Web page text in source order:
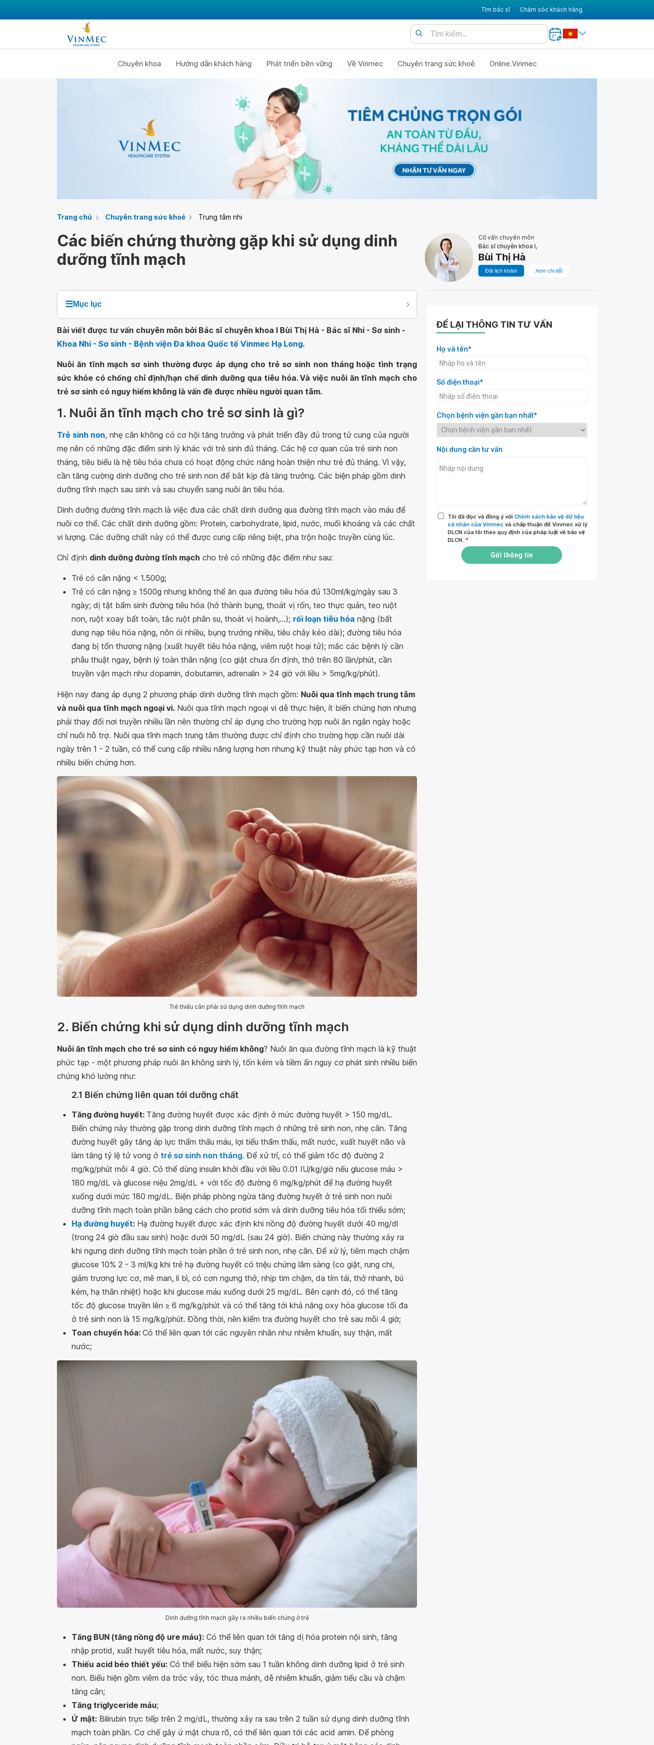
Tìm bác sĩ Chăm sóc khách hàng
Chuyên khoa Hướng dẫn khách hàng Phát triển bền vững Về Vinmec Chuyên trang sức khoẻ Online.Vinmec
Trang chủ Chuyên trang sức khoẻ Trung tâm nhi
Các biến chứng thường gặp khi sử dụng dinh
dưỡng tĩnh mạch
Cố vấn chuyên môn
Bác sĩ chuyên khoa I,
Bùi Thị Hà
Đặt lịch khám Xem chi tiết
☰Mục lục
Bài viết được tư vấn chuyên môn bởi Bác sĩ chuyên khoa I Bùi Thị Hà - Bác sĩ Nhi - Sơ sinh -
Khoa Nhi - Sơ sinh - Bệnh viện Đa khoa Quốc tế Vinmec Hạ Long.
Nuôi ăn tĩnh mạch sơ sinh thường được áp dụng cho trẻ sơ sinh non tháng hoặc tình trạng
sức khỏe có chống chỉ định/hạn chế dinh dưỡng qua tiêu hóa. Và việc nuôi ăn tĩnh mạch cho
trẻ sơ sinh có nguy hiểm không là vấn đề được nhiều người quan tâm.
1. Nuôi ăn tĩnh mạch cho trẻ sơ sinh là gì?
Trẻ sinh non, nhẹ cân không có cơ hội tăng trưởng và phát triển đầy đủ trong tử cung của người
mẹ nên có những đặc điểm sinh lý khác với trẻ sinh đủ tháng. Các hệ cơ quan của trẻ sinh non
tháng, tiêu biểu là hệ tiêu hóa chưa có hoạt động chức năng hoàn thiện như trẻ đủ tháng. Vì vậy,
cần tăng cường dinh dưỡng cho trẻ sinh non để bắt kịp đà tăng trưởng. Các biện pháp gồm dinh
dưỡng tĩnh mạch sau sinh và sau chuyển sang nuôi ăn tiêu hóa.
Dinh dưỡng đường tĩnh mạch là việc đưa các chất dinh dưỡng qua đường tĩnh mạch vào máu để
nuôi cơ thể. Các chất dinh dưỡng gồm: Protein, carbohydrate, lipid, nước, muối khoáng và các chất
vi lượng. Các dưỡng chất này có thể được cung cấp riêng biệt, pha trộn hoặc truyền cùng lúc.
Chỉ định dinh dưỡng đường tĩnh mạch cho trẻ có những đặc điểm như sau:
Trẻ có cân nặng < 1.500g;
Trẻ có cân nặng ≥ 1500g nhưng không thể ăn qua đường tiêu hóa đủ 130ml/kg/ngày sau 3
ngày; dị tật bẩm sinh đường tiêu hóa (hở thành bụng, thoát vị rốn, teo thực quản, teo ruột
non, ruột xoay bất toàn, tắc ruột phân su, thoát vị hoành,...); rối loạn tiêu hóa nặng (bất
dung nạp tiêu hóa nặng, nôn ói nhiều, bụng trướng nhiều, tiêu chảy kéo dài); đường tiêu hóa
đang bị tổn thương nặng (xuất huyết tiêu hóa nặng, viêm ruột hoại tử); mắc các bệnh lý cần
phẫu thuật ngay, bệnh lý toàn thân nặng (co giật chưa ổn định, thở trên 80 lần/phút, cần
truyền vận mạch như dopamin, dobutamin, adrenalin > 24 giờ với liều > 5mg/kg/phút).
Hiện nay đang áp dụng 2 phương pháp dinh dưỡng tĩnh mạch gồm: Nuôi qua tĩnh mạch trung tâm
và nuôi qua tĩnh mạch ngoại vi. Nuôi qua tĩnh mạch ngoại vi dễ thực hiện, ít biến chứng hơn nhưng
phải thay đổi nơi truyền nhiều lần nên thường chỉ áp dụng cho trường hợp nuôi ăn ngắn ngày hoặc
chỉ nuôi hỗ trợ. Nuôi qua tĩnh mạch trung tâm thường được chỉ định cho trường hợp cần nuôi dài
ngày trên 1 - 2 tuần, có thể cung cấp nhiều năng lượng hơn nhưng kỹ thuật này phức tạp hơn và có
nhiều biến chứng hơn.
Trẻ thiếu cân phải sử dụng dinh dưỡng tĩnh mạch
2. Biến chứng khi sử dụng dinh dưỡng tĩnh mạch
Nuôi ăn tĩnh mạch cho trẻ sơ sinh có nguy hiểm không? Nuôi ăn qua đường tĩnh mạch là kỹ thuật
phức tạp - một phương pháp nuôi ăn không sinh lý, tốn kém và tiềm ẩn nguy cơ phát sinh nhiều biến
chứng khó lường như:
2.1 Biến chứng liên quan tới dưỡng chất
Tăng đường huyết: Tăng đường huyết được xác định ở mức đường huyết > 150 mg/dL.
Biến chứng này thường gặp trong dinh dưỡng tĩnh mạch ở những trẻ sinh non, nhẹ cân. Tăng
đường huyết gây tăng áp lực thẩm thấu máu, lợi tiểu thẩm thấu, mất nước, xuất huyết não và
làm tăng tỷ lệ tử vong ở trẻ sơ sinh non tháng. Để xử trí, có thể giảm tốc độ đường 2
mg/kg/phút mỗi 4 giờ. Có thể dùng insulin khởi đầu với liều 0.01 IU/kg/giờ nếu glucose máu >
180 mg/dL và glucose niệu 2mg/dL + với tốc độ đường 6 mg/kg/phút để hạ đường huyết
xuống dưới mức 180 mg/dL. Biện pháp phòng ngừa tăng đường huyết ở trẻ sinh non nuôi
dưỡng tĩnh mạch toàn phần bằng cách cho protid sớm và dinh dưỡng tiêu hóa tối thiểu sớm;
Hạ đường huyết: Hạ đường huyết được xác định khi nồng độ đường huyết dưới 40 mg/dl
(trong 24 giờ đầu sau sinh) hoặc dưới 50 mg/dL (sau 24 giờ). Biến chứng này thường xảy ra
khi ngưng dinh dưỡng tĩnh mạch toàn phần ở trẻ sinh non, nhẹ cân. Để xử lý, tiêm mạch chậm
glucose 10% 2 - 3 ml/kg khi trẻ hạ đường huyết có triệu chứng lâm sàng (co giật, rung chi,
giảm trương lực cơ, mê man, li bì, có cơn ngưng thở, nhịp tim chậm, da tím tái, thở nhanh, bú
kém, hạ thân nhiệt) hoặc khi glucose máu xuống dưới 25 mg/dL. Bên cạnh đó, có thể tăng
tốc độ glucose truyền lên ≥ 6 mg/kg/phút và có thể tăng tới khả năng oxy hóa glucose tối đa
ở trẻ sinh non là 15 mg/kg/phút. Đồng thời, nên kiểm tra đường huyết cho trẻ sau mỗi 4 giờ;
Toan chuyển hóa: Có thể liên quan tới các nguyên nhân như nhiễm khuẩn, suy thận, mất
nước;
Dinh dưỡng tĩnh mạch gây ra nhiều biến chứng ở trẻ
Tăng BUN (tăng nồng độ ure máu): Có thể liên quan tới tăng dị hóa protein nội sinh, tăng
nhập protid, xuất huyết tiêu hóa, mất nước, suy thận;
Thiếu acid béo thiết yếu: Có thể biểu hiện sớm sau 1 tuần không dinh dưỡng lipid ở trẻ sinh
non. Biểu hiện gồm viêm da tróc vảy, tóc thưa mảnh, dễ nhiễm khuẩn, giảm tiểu cầu và chậm
tăng cân;
Tăng triglyceride máu;
Ứ mật: Bilirubin trực tiếp trên 2 mg/dL, thường xảy ra sau trên 2 tuần sử dụng dinh dưỡng tĩnh
mạch toàn phần. Cơ chế gây ứ mật chưa rõ, có thể liên quan tới các acid amin. Để phòng
ĐỂ LẠI THÔNG TIN TƯ VẤN
Họ và tên*
Số điện thoại*
Chọn bệnh viện gần bạn nhất*
Nội dung cần tư vấn
Tôi đã đọc và đồng ý với Chính sách bảo vệ dữ liệu
cá nhân của Vinmec và chấp thuận để Vinmec xử lý
DLCN của tôi theo quy định của pháp luật về bảo vệ
DLCN. *
Gửi thông tin